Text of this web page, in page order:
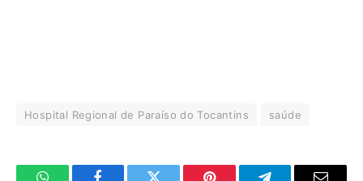
Hospital Regional de Paraíso do Tocantins saúde